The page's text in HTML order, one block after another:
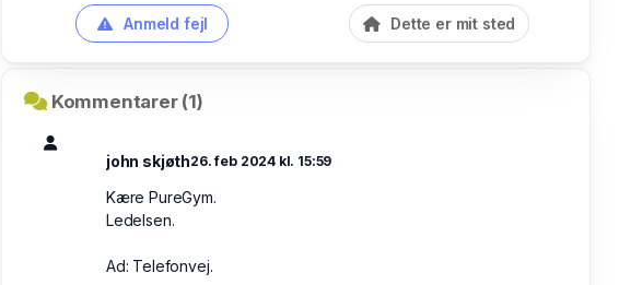
Anmeld fejl Dette er mit sted
Kommentarer (1)
john skjøth26. feb 2024 kl. 15:59
Kære PureGym.
Ledelsen.
Ad: Telefonvej.